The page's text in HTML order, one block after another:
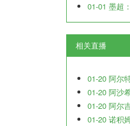
01-01 墨超
相关直播
01-20 阿尔
01-20 阿沙
01-20 阿尔
01-20 诺积